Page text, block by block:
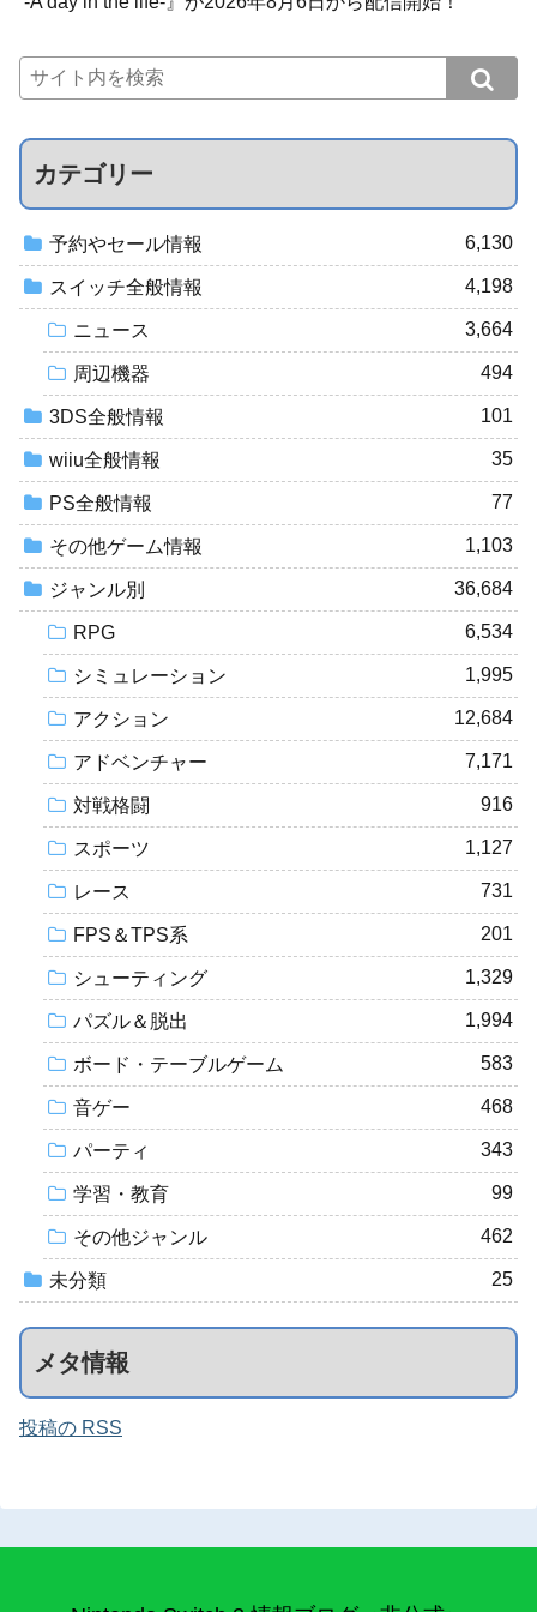
カテゴリー
予約やセール情報 6,130
スイッチ全般情報 4,198
ニュース 3,664
周辺機器 494
3DS全般情報 101
wiiu全般情報 35
PS全般情報 77
その他ゲーム情報 1,103
ジャンル別 36,684
RPG 6,534
シミュレーション 1,995
アクション 12,684
アドベンチャー 7,171
対戦格闘 916
スポーツ 1,127
レース 731
FPS＆TPS系 201
シューティング 1,329
パズル＆脱出 1,994
ボード・テーブルゲーム 583
音ゲー 468
パーティ 343
学習・教育 99
その他ジャンル 462
未分類 25
メタ情報
投稿の RSS